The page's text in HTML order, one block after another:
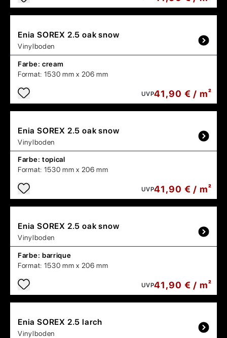
Enia SOREX 2.5 oak snow
Vinylboden
Farbe: cream
Format: 1530 mm x 206 mm
UVP41,90 € / m²
Enia SOREX 2.5 oak snow
Vinylboden
Farbe: topical
Format: 1530 mm x 206 mm
UVP41,90 € / m²
Enia SOREX 2.5 oak snow
Vinylboden
Farbe: barrique
Format: 1530 mm x 206 mm
UVP41,90 € / m²
Enia SOREX 2.5 larch
Vinylboden